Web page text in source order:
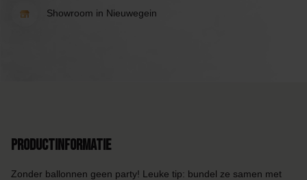
Showroom in Nieuwegein
Productinformatie
Zonder ballonnen geen party! Leuke tip: bundel ze samen met